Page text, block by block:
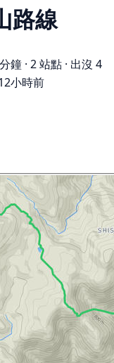
路線
鐘 · 2 站點 · 出沒 4
小時前